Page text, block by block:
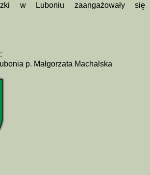
w Luboniu zaangażowały się
p. Małgorzata Machalska